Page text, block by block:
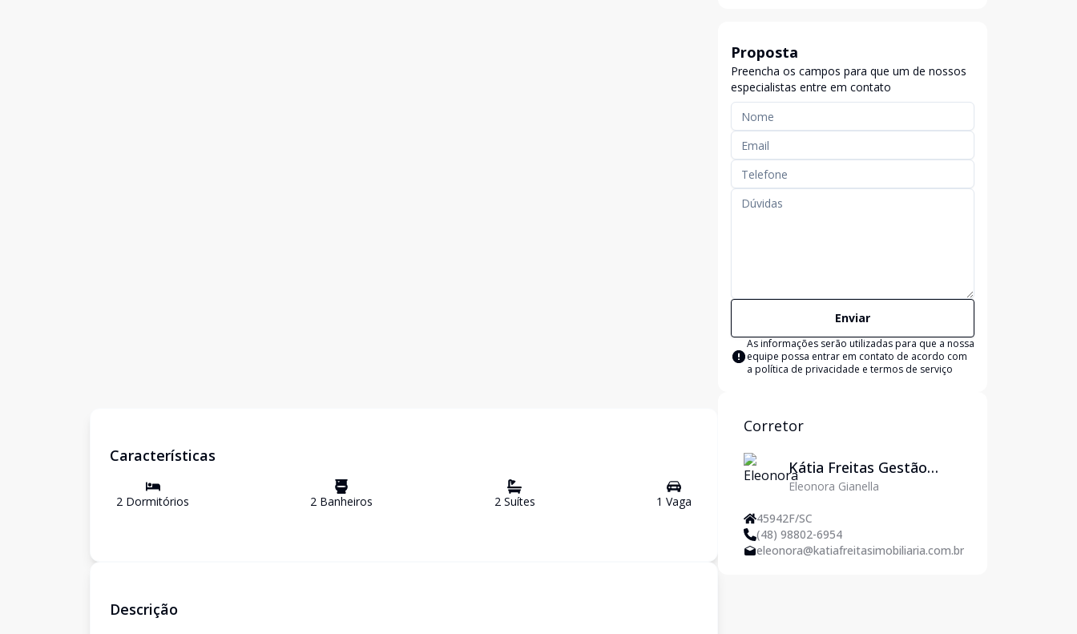
Características
2 Dormitórios 2 Banheiros 2Suítes 1 Vaga
Descrição
Proposta
Preencha os campos para que um de nossos
especialistas entre em contato
Enviar
As informações serão utilizadas para que a nossa
equipe possa entrar em contato de acordo com
a política de privacidade e termos de serviço
Corretor
Kátia Freitas Gestão
Imobiliária
Eleonora Gianella
45942F/SC
(48) 98802-6954
eleonora@katiafreitasimobiliaria.com.br